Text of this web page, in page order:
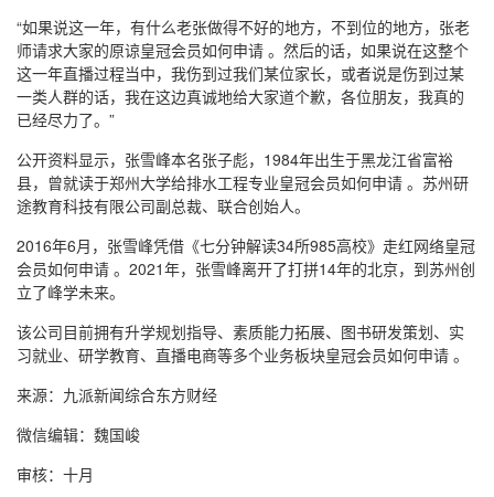
“如果说这一年，有什么老张做得不好的地方，不到位的地方，张老
师请求大家的原谅皇冠会员如何申请 。然后的话，如果说在这整个
这一年直播过程当中，我伤到过我们某位家长，或者说是伤到过某
一类人群的话，我在这边真诚地给大家道个歉，各位朋友，我真的
已经尽力了。”
公开资料显示，张雪峰本名张子彪，1984年出生于黑龙江省富裕
县，曾就读于郑州大学给排水工程专业皇冠会员如何申请 。苏州研
途教育科技有限公司副总裁、联合创始人。
2016年6月，张雪峰凭借《七分钟解读34所985高校》走红网络皇冠
会员如何申请 。2021年，张雪峰离开了打拼14年的北京，到苏州创
立了峰学未来。
该公司目前拥有升学规划指导、素质能力拓展、图书研发策划、实
习就业、研学教育、直播电商等多个业务板块皇冠会员如何申请 。
来源：九派新闻综合东方财经
微信编辑：魏国峻
审核：十月